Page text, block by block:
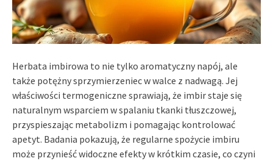
Herbata imbirowa to nie tylko aromatyczny napój, ale
także potężny sprzymierzeniec w walce z nadwagą. Jej
właściwości termogeniczne sprawiają, że imbir staje się
naturalnym wsparciem w spalaniu tkanki tłuszczowej,
przyspieszając metabolizm i pomagając kontrolować
apetyt. Badania pokazują, że regularne spożycie imbiru
może przynieść widoczne efekty w krótkim czasie, co czyni